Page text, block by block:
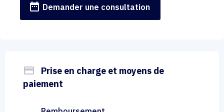
date_range Demander une consultation
payment
Prise en charge et moyens de
paiement